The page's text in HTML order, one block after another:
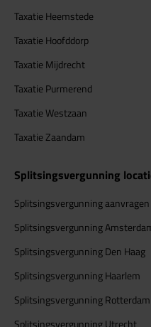
Taxatie Heemstede
Taxatie Hoofddorp
Taxatie Mijdrecht
Taxatie Purmerend
Taxatie Westzaan
Taxatie Zaandam
Splitsingsvergunning
Splitsingsvergunning aanvragen
Splitsingsvergunning
Splitsingsvergunning Den Haag
Splitsingsvergunning Haarlem
Splitsingsvergunning Rotterdam
Splitsingsvergunning Utrecht